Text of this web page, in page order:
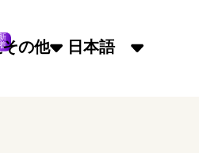
その他 日本語